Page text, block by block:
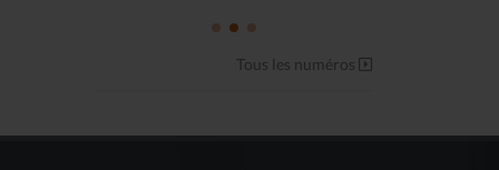
Tous les numéros